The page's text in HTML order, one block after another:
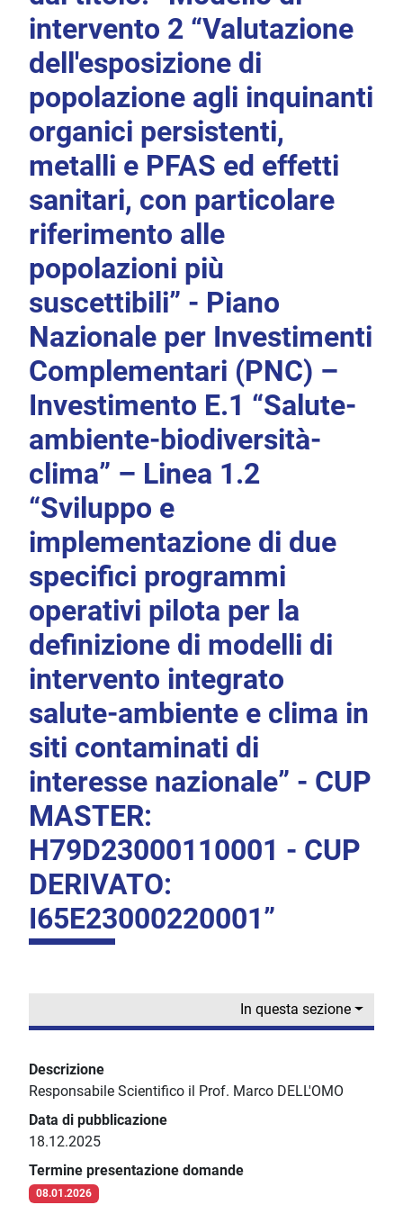
intervento 2 “Valutazione
dell'esposizione di
popolazione agli inquinanti
organici persistenti,
metalli e PFAS ed effetti
sanitari, con particolare
riferimento alle
popolazioni più
suscettibili” - Piano
Nazionale per Investimenti
Complementari (PNC) –
Investimento E.1 “Salute-
ambiente-biodiversità-
clima” – Linea 1.2
“Sviluppo e
implementazione di due
specifici programmi
operativi pilota per la
definizione di modelli di
intervento integrato
salute-ambiente e clima in
siti contaminati di
interesse nazionale” - CUP
MASTER:
H79D23000110001 - CUP
DERIVATO:
I65E23000220001”
In questa sezione
Descrizione
Responsabile Scientifico il Prof. Marco DELL'OMO
Data di pubblicazione
18.12.2025
Termine presentazione domande
08.01.2026